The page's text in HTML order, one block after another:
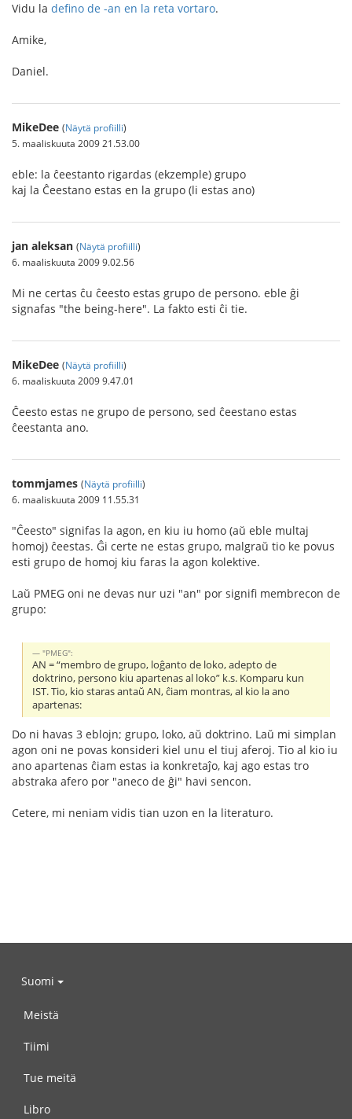
Vidu la defino de -an en la reta vortaro.
Amike,
Daniel.
MikeDee (Näytä profiilli)
5. maaliskuuta 2009 21.53.00
eble: la ĉeestanto rigardas (ekzemple) grupo
kaj la Ĉeestano estas en la grupo (li estas ano)
jan aleksan (Näytä profiilli)
6. maaliskuuta 2009 9.02.56
Mi ne certas ĉu ĉeesto estas grupo de persono. eble ĝi
signafas "the being-here". La fakto esti ĉi tie.
MikeDee (Näytä profiilli)
6. maaliskuuta 2009 9.47.01
Ĉeesto estas ne grupo de persono, sed ĉeestano estas
ĉeestanta ano.
tommjames (Näytä profiilli)
6. maaliskuuta 2009 11.55.31
"Ĉeesto" signifas la agon, en kiu iu homo (aŭ eble multaj
homoj) ĉeestas. Ĝi certe ne estas grupo, malgraŭ tio ke povus
esti grupo de homoj kiu faras la agon kolektive.
Laŭ PMEG oni ne devas nur uzi "an" por signifi membrecon de
grupo:
"PMEG":
AN = “membro de grupo, loĝanto de loko, adepto de
doktrino, persono kiu apartenas al loko” k.s. Komparu kun
IST. Tio, kio staras antaŭ AN, ĉiam montras, al kio la ano
apartenas:
Do ni havas 3 eblojn; grupo, loko, aŭ doktrino. Laŭ mi simplan
agon oni ne povas konsideri kiel unu el tiuj aferoj. Tio al kio iu
ano apartenas ĉiam estas ia konkretaĵo, kaj ago estas tro
abstraka afero por "aneco de ĝi" havi sencon.
Cetere, mi neniam vidis tian uzon en la literaturo.
Suomi
Meistä
Tiimi
Tue meitä
Libro